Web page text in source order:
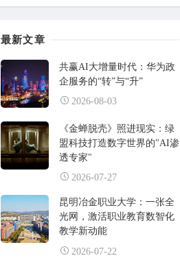
最新文章
共赢AI大增量时代：华为政
企服务的“转”与“升”
2026-08-03
《金蝉脱壳》照进现实：绿
盟科技打造数字世界的"AI渗
透专家"
2026-07-27
昆明冶金职业大学：一张全
光网，激活职业教育数智化
教学新动能
2026-07-22